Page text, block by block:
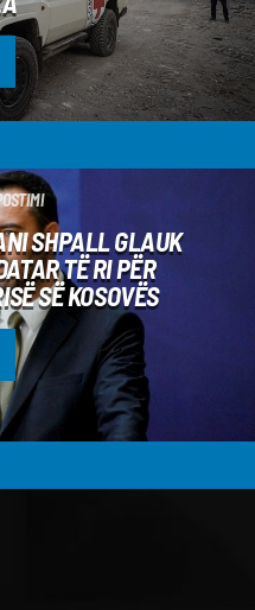
SHPALL GLAUK
TË RI PËR
SË KOSOVËS